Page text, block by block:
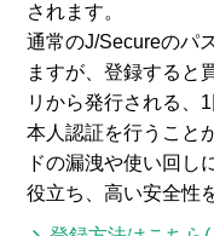
されます。
通常のJ/Secureのパ
ますが、登録すると
リから発行される、
本人認証を行うこと
ドの漏洩や使い回し
役立ち、高い安全性